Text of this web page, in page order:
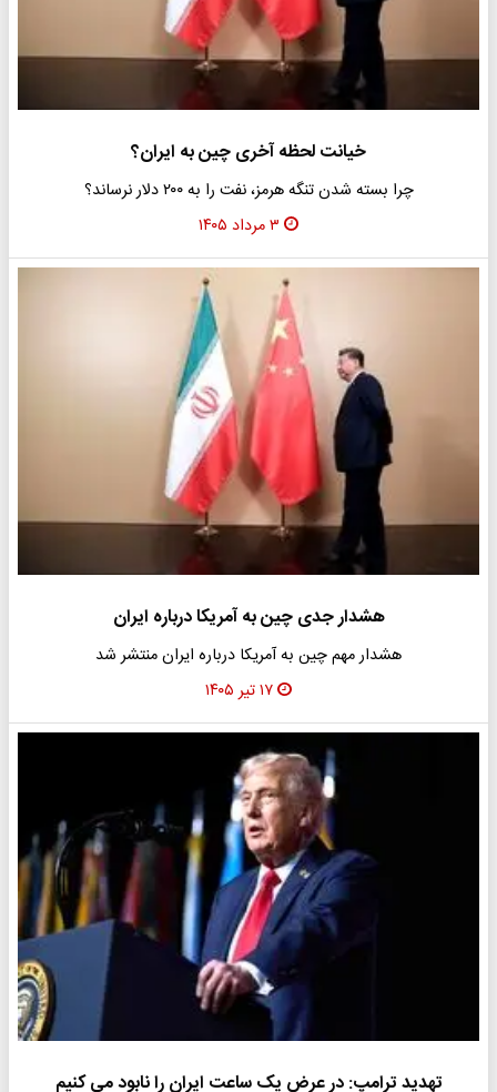
خیانت لحظه آخری چین به ایران؟
چرا بسته شدن تنگه هرمز، نفت را به ۲۰۰ دلار نرساند؟
۳ مرداد ۱۴۰۵
هشدار جدی چین به آمریکا درباره ایران
هشدار مهم چین به آمریکا درباره ایران منتشر شد
۱۷ تیر ۱۴۰۵
تهدید ترامپ: در عرض یک ساعت ایران را نابود می کنیم